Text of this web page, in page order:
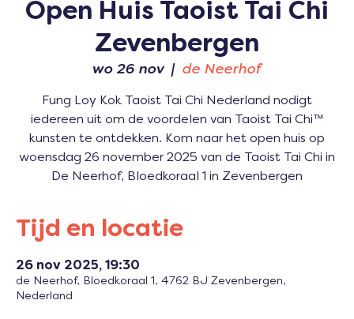
Open Huis Taoist Tai Chi
Zevenbergen
wo 26 nov
  |
de Neerhof
Fung Loy Kok Taoist Tai Chi Nederland nodigt
iedereen uit om de voordelen van Taoist Tai Chi™
kunsten te ontdekken. Kom naar het open huis op
woensdag 26 november 2025 van de Taoist Tai Chi in
De Neerhof, Bloedkoraal 1 in Zevenbergen
Tijd en locatie
26 nov 2025, 19:30
de Neerhof, Bloedkoraal 1, 4762 BJ Zevenbergen,
Nederland